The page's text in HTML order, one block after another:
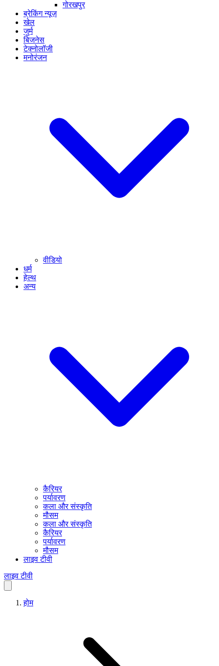
गोरखपुर
ब्रेकिंग न्यूज़
खेल
जुर्म
बिजनेस
टेक्नोलॉजी
मनोरंजन
वीडियो
धर्म
हेल्थ
अन्य
कैरियर
पर्यावरण
कला और संस्कृति
मौसम
कला और संस्कृति
कैरियर
पर्यावरण
मौसम
लाइव टीवी
लाइव टीवी
होम